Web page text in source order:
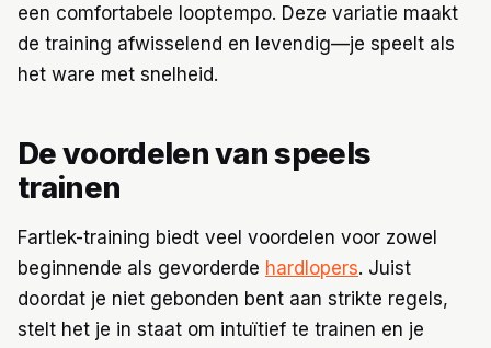
een comfortabele looptempo. Deze variatie maakt
de training afwisselend en levendig—je speelt als
het ware met snelheid.
De voordelen van speels
trainen
Fartlek-training biedt veel voordelen voor zowel
beginnende als gevorderde hardlopers. Juist
doordat je niet gebonden bent aan strikte regels,
stelt het je in staat om intuïtief te trainen en je